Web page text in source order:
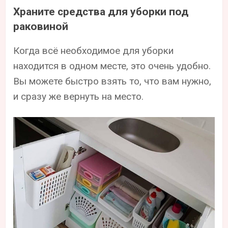
Храните средства для уборки под
раковиной
Когда всё необходимое для уборки
находится в одном месте, это очень удобно.
Вы можете быстро взять то, что вам нужно,
и сразу же вернуть на место.